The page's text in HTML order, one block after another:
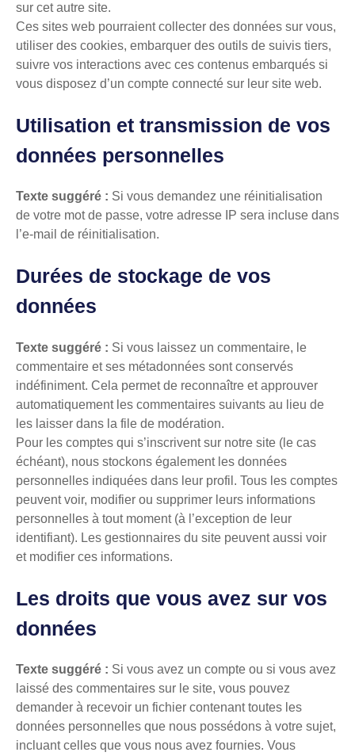
sur cet autre site.
Ces sites web pourraient collecter des données sur vous,
utiliser des cookies, embarquer des outils de suivis tiers,
suivre vos interactions avec ces contenus embarqués si
vous disposez d’un compte connecté sur leur site web.
Utilisation et transmission de vos
données personnelles
Texte suggéré : Si vous demandez une réinitialisation
de votre mot de passe, votre adresse IP sera incluse dans
l’e-mail de réinitialisation.
Durées de stockage de vos
données
Texte suggéré : Si vous laissez un commentaire, le
commentaire et ses métadonnées sont conservés
indéfiniment. Cela permet de reconnaître et approuver
automatiquement les commentaires suivants au lieu de
les laisser dans la file de modération.
Pour les comptes qui s’inscrivent sur notre site (le cas
échéant), nous stockons également les données
personnelles indiquées dans leur profil. Tous les comptes
peuvent voir, modifier ou supprimer leurs informations
personnelles à tout moment (à l’exception de leur
identifiant). Les gestionnaires du site peuvent aussi voir
et modifier ces informations.
Les droits que vous avez sur vos
données
Texte suggéré : Si vous avez un compte ou si vous avez
laissé des commentaires sur le site, vous pouvez
demander à recevoir un fichier contenant toutes les
données personnelles que nous possédons à votre sujet,
incluant celles que vous nous avez fournies. Vous